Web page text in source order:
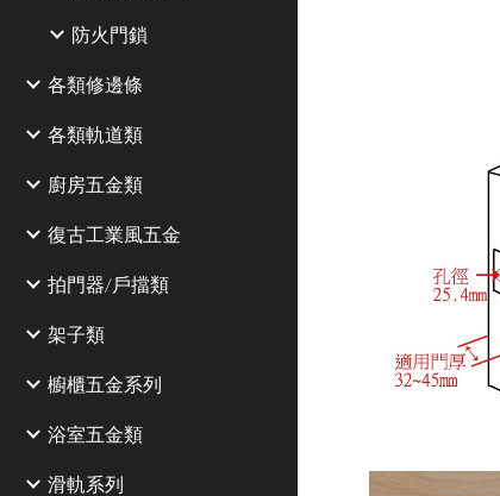
防火門鎖
各類修邊條
各類軌道類
廚房五金類
復古工業風五金
拍門器/戶擋類
架子類
櫥櫃五金系列
浴室五金類
滑軌系列